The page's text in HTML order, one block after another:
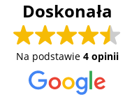
Doskonała
Na podstawie 4 opinii